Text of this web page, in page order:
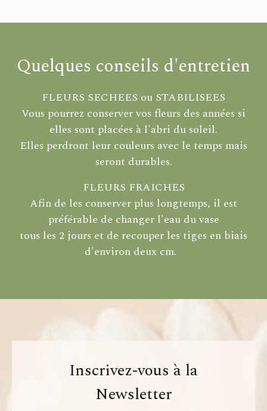
Quelques conseils d'entretien
FLEURS SECHEES ou STABILISEES
Vous pourrez conserver vos fleurs des années si
elles sont placées à l'abri du soleil.
Elles perdront leur couleurs avec le temps mais
seront durables.
FLEURS FRAICHES
Afin de les conserver plus longtemps, il est
préférable de changer l'eau du vase
tous les 2 jours et de recouper les tiges en biais
d'environ deux cm.
Inscrivez-vous à la
Newsletter